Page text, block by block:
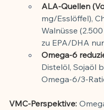
ALA-Quellen
mg/Esslöffel),
Walnüsse
zu EPA/DHA
Omega-6
Distelöl, Sojaöl
Omega-6/3-
VMC-Perspektive: